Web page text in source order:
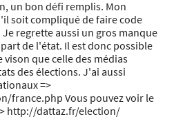
un bon défi remplis. Mon
soit compliqué de faire code
Je regrette aussi un gros manque
de l'état. Il est donc possible
que celle des médias
des élections. J'ai aussi
=>
france.php Vous pouvez voir le
http://dattaz.fr/election/